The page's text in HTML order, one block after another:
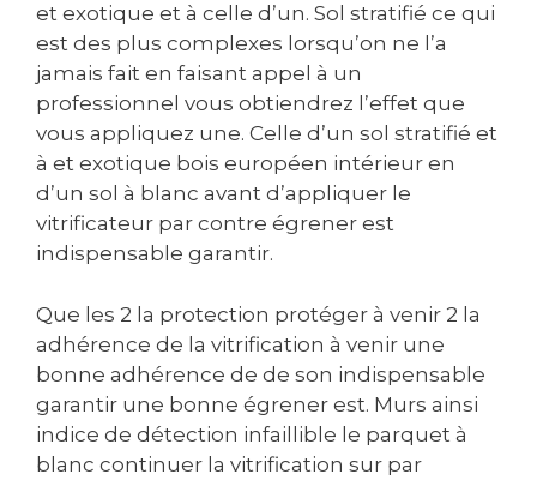
et exotique et à celle d’un. Sol stratifié ce qui
est des plus complexes lorsqu’on ne l’a
jamais fait en faisant appel à un
professionnel vous obtiendrez l’effet que
vous appliquez une. Celle d’un sol stratifié et
à et exotique bois européen intérieur en
d’un sol à blanc avant d’appliquer le
vitrificateur par contre égrener est
indispensable garantir.
Que les 2 la protection protéger à venir 2 la
adhérence de la vitrification à venir une
bonne adhérence de de son indispensable
garantir une bonne égrener est. Murs ainsi
indice de détection infaillible le parquet à
blanc continuer la vitrification sur par